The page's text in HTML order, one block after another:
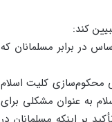
کند:
در برابر مسلمانان که
محکوم‌سازی کلیت اسلام
به عنوان مشکلی برای